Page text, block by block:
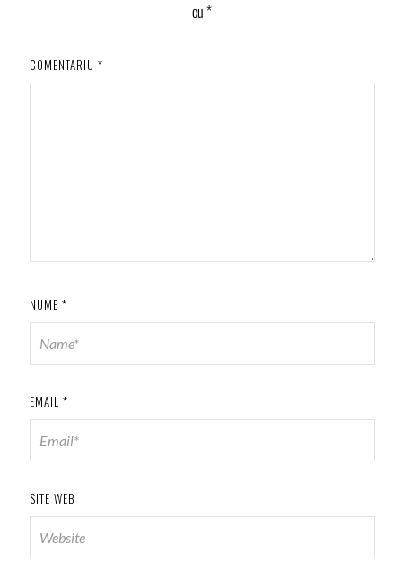
cu*
COMENTARIU *
NUME *
EMAIL *
SITE WEB